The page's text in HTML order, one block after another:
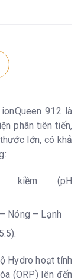
lít) Lõi khác:
18 -24 tháng
tại nguồn
kiềm thì vòi phụ
lại. Nước ra
nhu cầu công
ưu việt
Việt, Anh)
912 là
phân tiên tiến,
lớn, có khả
(pH
Nóng – Lạnh
Hydro hoạt tính
(ORP) lên đến